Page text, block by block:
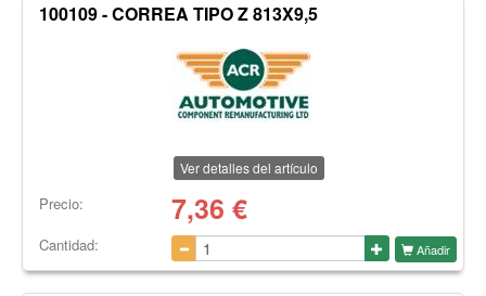
100109 - CORREA TIPO Z 813X9,5
Ver detalles del artículo
Precio: 7,36 €
Cantidad: Añadir